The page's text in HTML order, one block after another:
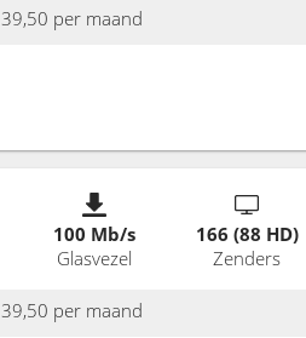
39,50 per maand
100 Mb/s
Glasvezel
166 (88 HD)
Zenders
39,50 per maand